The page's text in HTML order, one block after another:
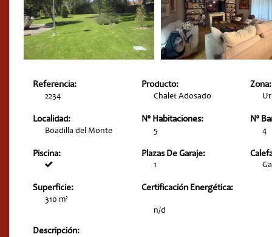
Referencia:
2234
Producto:
Chalet Adosado
Zona:
Localidad:
Boadilla del Monte
Nº Habitaciones:
5
Nº
4
Piscina: Plazas De Garaje:
1
Superficie:
310 m²
Certificación Energética:
n/d
Descripción: